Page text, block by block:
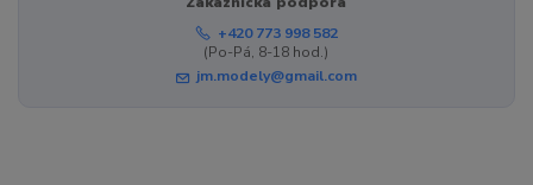
+420 773 998 582
(Po-Pá, 8-18 hod.)
jm.modely@gmail.com